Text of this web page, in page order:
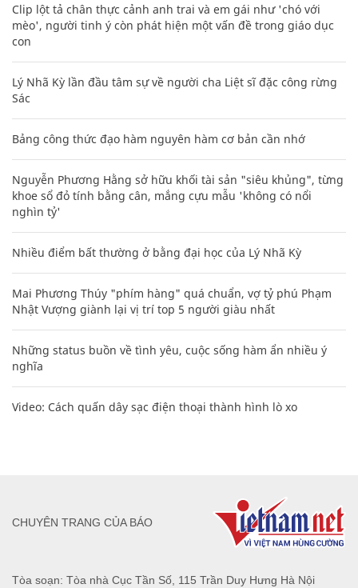
Clip lột tả chân thực cảnh anh trai và em gái như 'chó với
mèo', người tinh ý còn phát hiện một vấn đề trong giáo dục
con
Lý Nhã Kỳ lần đầu tâm sự về người cha Liệt sĩ đặc công rừng
Sác
Bảng công thức đạo hàm nguyên hàm cơ bản cần nhớ
Nguyễn Phương Hằng sở hữu khối tài sản "siêu khủng", từng
khoe sổ đỏ tính bằng cân, mắng cựu mẫu 'không có nổi
nghìn tỷ'
Nhiều điểm bất thường ở bằng đại học của Lý Nhã Kỳ
Mai Phương Thúy "phím hàng" quá chuẩn, vợ tỷ phú Phạm
Nhật Vượng giành lại vị trí top 5 người giàu nhất
Những status buồn về tình yêu, cuộc sống hàm ẩn nhiều ý
nghĩa
Video: Cách quấn dây sạc điện thoại thành hình lò xo
Tòa soạn: Tòa nhà Cục Tần Số, 115 Trần Duy Hưng Hà Nội
CHUYÊN TRANG CỦA BÁO